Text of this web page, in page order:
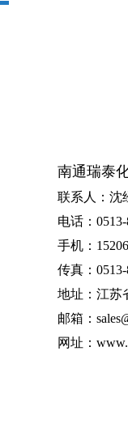
南通瑞泰
联系人：沈
电话：0513-
手机：
传真：0513-
地址：江苏
邮箱：
网址：